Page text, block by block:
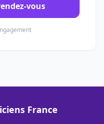
vous
France